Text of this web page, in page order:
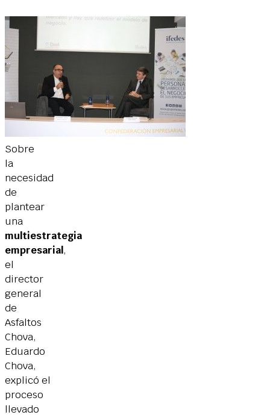
Sobre
la
necesidad
de
plantear
una
multiestrategia
empresarial,
el
director
general
de
Asfaltos
Chova,
Eduardo
Chova,
explicó el
proceso
llevado